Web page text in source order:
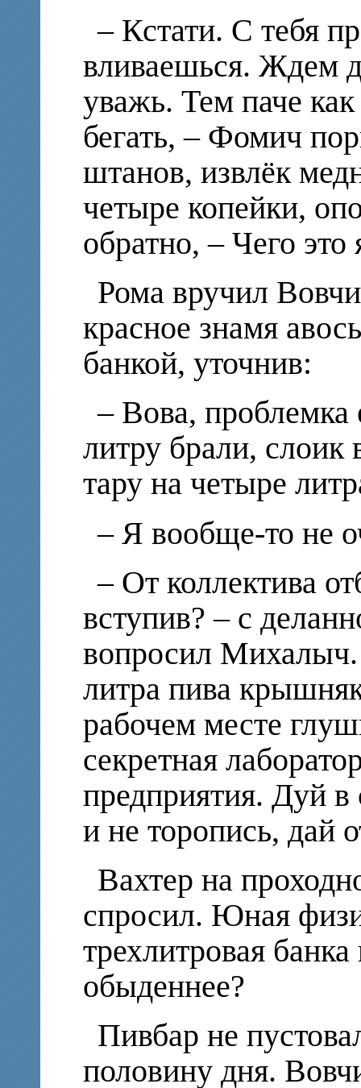
– Кстати. С тебя
вливаешься. Ждем
уважь. Тем паче
бегать, – Фомич
штанов, извлёк
четыре копейки,
обратно, – Чего
Рома вручил
красное знамя
банкой, уточнив:
– Вова,
литру брали,
тару на четыре
– Я вообще-то не
– От коллектива
вступив? – с
вопросил
литра пива
рабочем месте
секретная
предприятия. Дуй в
и не торопись, дай
Вахтер на
спросил. Юная
трехлитровая
обыденнее?
Пивбар не
половину дня.